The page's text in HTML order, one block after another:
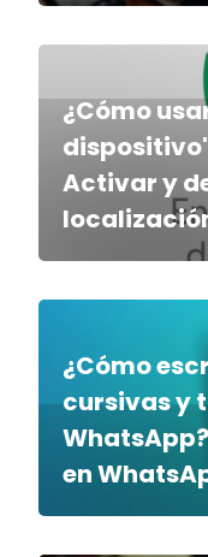
¿Cómo
dispositivo'
Activar y
¿Cómo
cursivas y
en